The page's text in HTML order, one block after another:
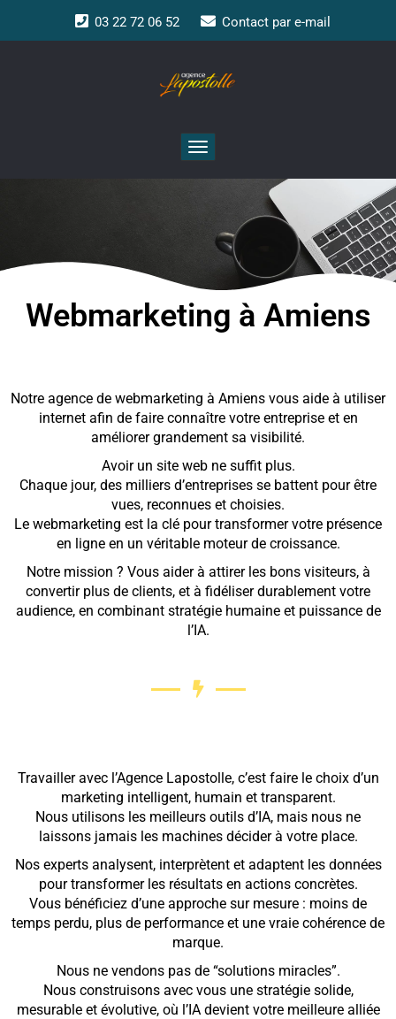
03 22 72 06 52 Contact par e-mail
Toggle
navigation
Webmarketing à Amiens
Notre agence de webmarketing à Amiens vous aide à utiliser
internet afin de faire connaître votre entreprise et en
améliorer grandement sa visibilité.
Avoir un site web ne suffit plus.
Chaque jour, des milliers d’entreprises se battent pour être
vues, reconnues et choisies.
Le webmarketing est la clé pour transformer votre présence
en ligne en un véritable moteur de croissance.
Notre mission ? Vous aider à attirer les bons visiteurs, à
convertir plus de clients, et à fidéliser durablement votre
audience, en combinant stratégie humaine et puissance de
l’IA.
Travailler avec l’Agence Lapostolle, c’est faire le choix d’un
marketing intelligent, humain et transparent.
Nous utilisons les meilleurs outils d’IA, mais nous ne
laissons jamais les machines décider à votre place.
Nos experts analysent, interprètent et adaptent les données
pour transformer les résultats en actions concrètes.
Vous bénéficiez d’une approche sur mesure : moins de
temps perdu, plus de performance et une vraie cohérence de
marque.
Nous ne vendons pas de “solutions miracles”.
Nous construisons avec vous une stratégie solide,
mesurable et évolutive, où l’IA devient votre meilleure alliée